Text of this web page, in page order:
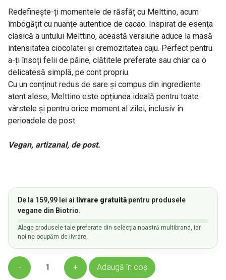
a
fost:
20,99 lei.
este:
18,89 lei.
Redefinește-ți momentele de răsfăț cu Melttino, acum
îmbogățit cu nuanțe autentice de cacao. Inspirat de esența
clasică a untului Melttino, această versiune aduce la masă
intensitatea ciocolatei și cremozitatea caju. Perfect pentru
a-ți însoți felii de pâine, clătitele preferate sau chiar ca o
delicatesă simplă, pe cont propriu.
Cu un conținut redus de sare și compus din ingrediente
atent alese, Melttino este opțiunea ideală pentru toate
vârstele și pentru orice moment al zilei, inclusiv în
perioadele de post.
Vegan, artizanal, de post.
De la 159,99 lei ai livrare gratuită pentru produsele
vegane din Biotrio.
Alege produsele tale preferate din selecția noastră multibrand, iar
noi ne ocupăm de livrare.
Adaugă în coș